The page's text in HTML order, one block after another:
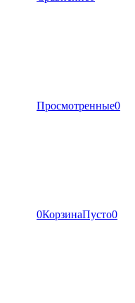
Просмотренные0
0КорзинаПусто0